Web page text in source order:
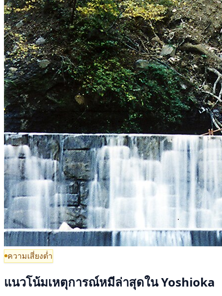
ความเสี่ยงต่ำ
แนวโน้มเหตุการณ์หมีล่าสุดใน Yoshioka